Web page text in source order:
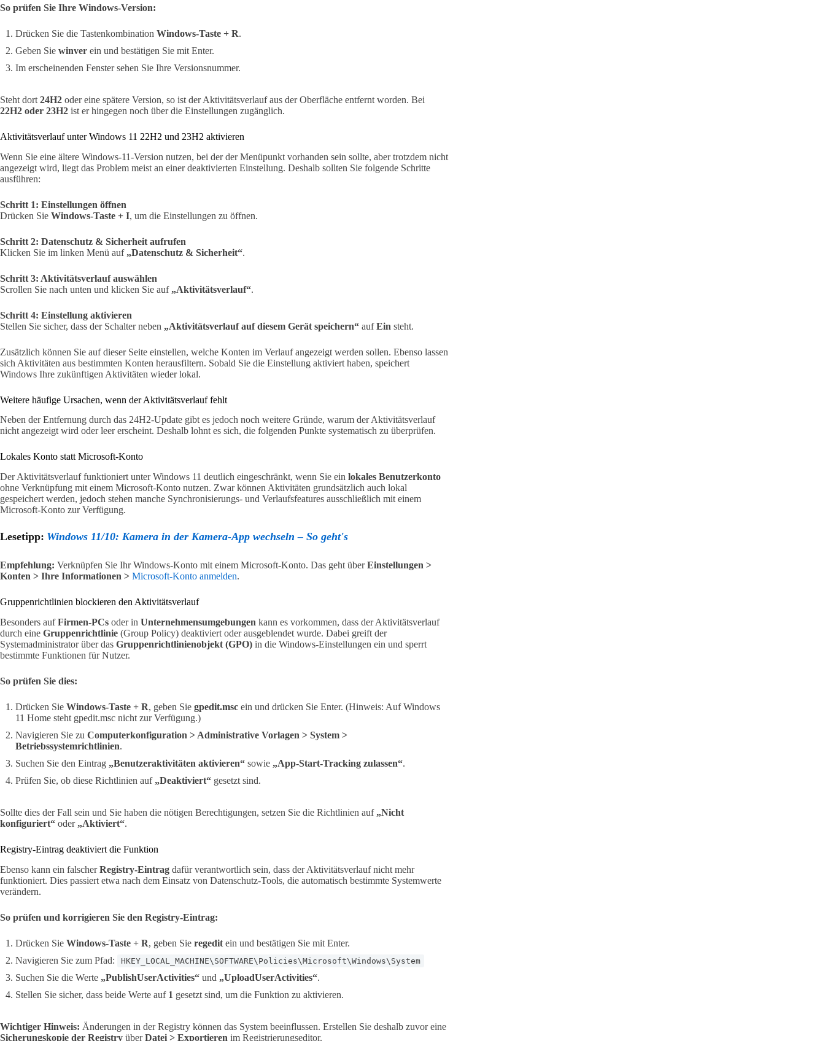
So prüfen Sie Ihre Windows-Version:
Drücken Sie die Tastenkombination Windows-Taste + R.
Geben Sie winver ein und bestätigen Sie mit Enter.
Im erscheinenden Fenster sehen Sie Ihre Versionsnummer.
Steht dort 24H2 oder eine spätere Version, so ist der Aktivitätsverlauf aus der Oberfläche entfernt worden. Bei
22H2 oder 23H2 ist er hingegen noch über die Einstellungen zugänglich.
Aktivitätsverlauf unter Windows 11 22H2 und 23H2 aktivieren
Wenn Sie eine ältere Windows-11-Version nutzen, bei der der Menüpunkt vorhanden sein sollte, aber trotzdem nicht
angezeigt wird, liegt das Problem meist an einer deaktivierten Einstellung. Deshalb sollten Sie folgende Schritte
ausführen:
Schritt 1: Einstellungen öffnen
Drücken Sie Windows-Taste + I, um die Einstellungen zu öffnen.
Schritt 2: Datenschutz & Sicherheit aufrufen
Klicken Sie im linken Menü auf „Datenschutz & Sicherheit“.
Schritt 3: Aktivitätsverlauf auswählen
Scrollen Sie nach unten und klicken Sie auf „Aktivitätsverlauf“.
Schritt 4: Einstellung aktivieren
Stellen Sie sicher, dass der Schalter neben „Aktivitätsverlauf auf diesem Gerät speichern“ aufEin steht.
Zusätzlich können Sie auf dieser Seite einstellen, welche Konten im Verlauf angezeigt werden sollen. Ebenso lassen
sich Aktivitäten aus bestimmten Konten herausfiltern. Sobald Sie die Einstellung aktiviert haben, speichert
Windows Ihre zukünftigen Aktivitäten wieder lokal.
Weitere häufige Ursachen, wenn der Aktivitätsverlauf fehlt
Neben der Entfernung durch das 24H2-Update gibt es jedoch noch weitere Gründe, warum der Aktivitätsverlauf
nicht angezeigt wird oder leer erscheint. Deshalb lohnt es sich, die folgenden Punkte systematisch zu überprüfen.
Lokales Konto statt Microsoft-Konto
Der Aktivitätsverlauf funktioniert unter Windows 11 deutlich eingeschränkt, wenn Sie ein lokales Benutzerkonto
ohne Verknüpfung mit einem Microsoft-Konto nutzen. Zwar können Aktivitäten grundsätzlich auch lokal
gespeichert werden, jedoch stehen manche Synchronisierungs- und Verlaufsfeatures ausschließlich mit einem
Microsoft-Konto zur Verfügung.
Lesetipp: Windows 11/10: Kamera in der Kamera-App wechseln – So geht's
Empfehlung: Verknüpfen Sie Ihr Windows-Konto mit einem Microsoft-Konto. Das geht überEinstellungen >
Konten > Ihre Informationen > Microsoft-Konto anmelden.
Gruppenrichtlinien blockieren den Aktivitätsverlauf
Besonders aufFirmen-PCs oder in Unternehmensumgebungen kann es vorkommen, dass der Aktivitätsverlauf
durch eine Gruppenrichtlinie (Group Policy) deaktiviert oder ausgeblendet wurde. Dabei greift der
Systemadministrator über das Gruppenrichtlinienobjekt (GPO) in die Windows-Einstellungen ein und sperrt
bestimmte Funktionen für Nutzer.
So prüfen Sie dies:
Drücken Sie Windows-Taste + R, geben Sie gpedit.msc ein und drücken Sie Enter. (Hinweis: Auf Windows
11 Home steht gpedit.msc nicht zur Verfügung.)
Navigieren Sie zu Computerkonfiguration > Administrative Vorlagen > System >
Betriebssystemrichtlinien.
Suchen Sie den Eintrag „Benutzeraktivitäten aktivieren“ sowie „App-Start-Tracking zulassen“.
Prüfen Sie, ob diese Richtlinien auf „Deaktiviert“ gesetzt sind.
Sollte dies der Fall sein und Sie haben die nötigen Berechtigungen, setzen Sie die Richtlinien auf „Nicht
konfiguriert“ oder „Aktiviert“.
Registry-Eintrag deaktiviert die Funktion
Ebenso kann ein falscherRegistry-Eintrag dafür verantwortlich sein, dass der Aktivitätsverlauf nicht mehr
funktioniert. Dies passiert etwa nach dem Einsatz von Datenschutz-Tools, die automatisch bestimmte Systemwerte
verändern.
So prüfen und korrigieren Sie den Registry-Eintrag:
Drücken Sie Windows-Taste + R, geben Sie regedit ein und bestätigen Sie mit Enter.
Navigieren Sie zum Pfad:
HKEY_LOCAL_MACHINE\SOFTWARE\Policies\Microsoft\Windows\System
Suchen Sie die Werte „PublishUserActivities“ und „UploadUserActivities“.
Stellen Sie sicher, dass beide Werte auf 1 gesetzt sind, um die Funktion zu aktivieren.
Wichtiger Hinweis: Änderungen in der Registry können das System beeinflussen. Erstellen Sie deshalb zuvor eine
Sicherungskopie der Registry überDatei > Exportieren im Registrierungseditor.